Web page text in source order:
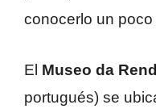
conocerlo un poco
El Museo da
portugués) se